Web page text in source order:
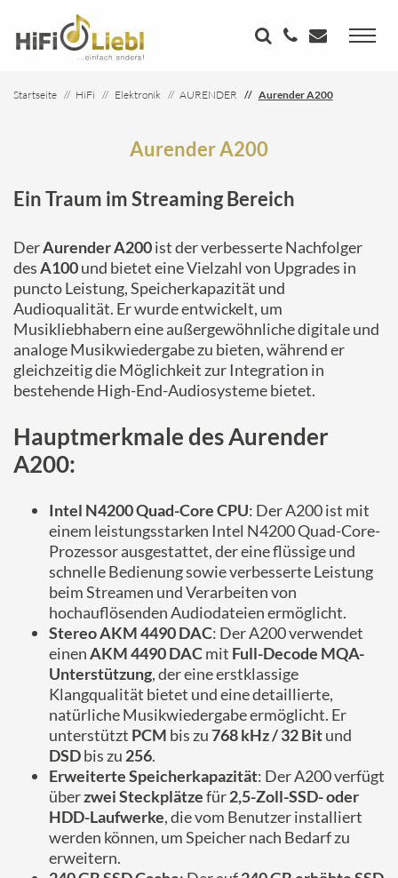
Startseite HiFi Elektronik AURENDER Aurender A200
Aurender A200
Ein Traum im Streaming Bereich
DerAurender A200ist der verbesserte Nachfolger
desA100und bietet eine Vielzahl von Upgrades in
puncto Leistung, Speicherkapazität und
Audioqualität. Er wurde entwickelt, um
Musikliebhabern eine außergewöhnliche digitale und
analoge Musikwiedergabe zu bieten, während er
gleichzeitig die Möglichkeit zur Integration in
bestehende High-End-Audiosysteme bietet.
Hauptmerkmale des Aurender
A200:
Intel N4200 Quad-Core CPU: Der A200 ist mit
einem leistungsstarken Intel N4200 Quad-Core-
Prozessor ausgestattet, der eine flüssige und
schnelle Bedienung sowie verbesserte Leistung
beim Streamen und Verarbeiten von
hochauflösenden Audiodateien ermöglicht.
Stereo AKM 4490 DAC: Der A200 verwendet
einenAKM 4490 DACmit Full-Decode MQA-
Unterstützung, der eine erstklassige
Klangqualität bietet und eine detaillierte,
natürliche Musikwiedergabe ermöglicht. Er
unterstützt PCM bis zu768 kHz / 32 Bitund
DSDbis zu 256.
Erweiterte Speicherkapazität: Der A200 verfügt
überzwei Steckplätzefür2,5-Zoll-SSD- oder
HDD-Laufwerke, die vom Benutzer installiert
werden können, um Speicher nach Bedarf zu
erweitern.